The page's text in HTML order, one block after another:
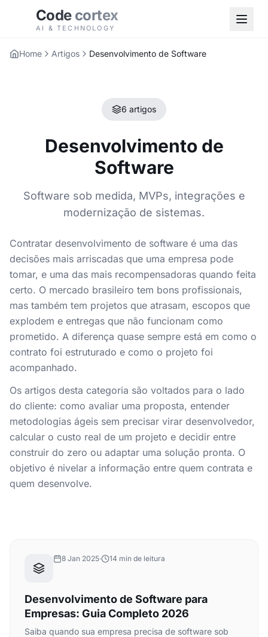
Code cortex
AI & TECHNOLOGY
Home Artigos Desenvolvimento de Software
6 artigos
Desenvolvimento de
Software
Software sob medida, MVPs, integrações e
modernização de sistemas.
Contratar desenvolvimento de software é uma das
decisões mais arriscadas que uma empresa pode
tomar, e uma das mais recompensadoras quando feita
certo. O mercado brasileiro tem bons profissionais,
mas também tem projetos que atrasam, escopos que
explodem e entregas que não funcionam como
prometido. A diferença quase sempre está em como o
contrato foi estruturado e como o projeto foi
acompanhado.
Os artigos desta categoria são voltados para o lado
do cliente: como avaliar uma proposta, entender
metodologias ágeis sem precisar virar desenvolvedor,
calcular o custo real de um projeto e decidir entre
construir do zero ou adaptar uma solução pronta. O
objetivo é nivelar a informação entre quem contrata e
quem desenvolve.
8 Jan 2025· 14 min de leitura
Desenvolvimento de Software para
Empresas: Guia Completo 2026
Saiba quando sua empresa precisa de software sob